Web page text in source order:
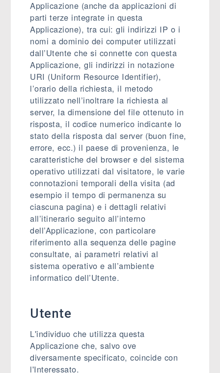
Applicazione (anche da applicazioni di
parti terze integrate in questa
Applicazione), tra cui: gli indirizzi IP o i
nomi a dominio dei computer utilizzati
dall’Utente che si connette con questa
Applicazione, gli indirizzi in notazione
URI (Uniform Resource Identifier),
l’orario della richiesta, il metodo
utilizzato nell’inoltrare la richiesta al
server, la dimensione del file ottenuto in
risposta, il codice numerico indicante lo
stato della risposta dal server (buon fine,
errore, ecc.) il paese di provenienza, le
caratteristiche del browser e del sistema
operativo utilizzati dal visitatore, le varie
connotazioni temporali della visita (ad
esempio il tempo di permanenza su
ciascuna pagina) e i dettagli relativi
all’itinerario seguito all’interno
dell’Applicazione, con particolare
riferimento alla sequenza delle pagine
consultate, ai parametri relativi al
sistema operativo e all’ambiente
informatico dell’Utente.
Utente
L'individuo che utilizza questa
Applicazione che, salvo ove
diversamente specificato, coincide con
l'Interessato.